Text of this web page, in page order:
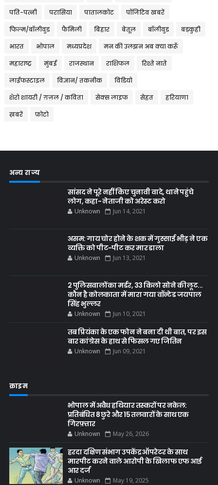
पति-पत्नी परासिया पातालकोट पॉजिटिव खबरें
फिल्म/बॉलीवुड फैमिली बिहार बेतूल बॉलीवुड बड़कुही
भारत भोपाल मध्यप्रदेश मन की उलझन अब क्या करूँ
महाराष्ट्र मुंबई राजस्थान राशिफल रिश्ते नाते
लाईफस्टाइल विज्ञान/ तकनीक विडियो
शेरो शायरी / ग़ज़ल / कविता सेक्स लाइफ सेहत हरियाणा
ख़बरें फ़ोटो
अन्य राज्य
सांसद ने पूरे नहीं किए चुनावी वादे, थाने पहुंचे
लोग, कहा- नेताजी को अरेस्ट करो
Unknown Jun 14, 2021
असम: गाय चोर होने के शक में गुस्साई भीड़ ने एक
व्यक्ति को पीट-पीट कर मार डाला
Unknown Jun 13, 2021
2 पुलिसवालों का मर्डर, 33 किलो सोने की लूट...
कौन है कोलकाता में मारा गया वॉन्टेड जयपाल
सिंह भुल्लर
Unknown Jun 10, 2021
तब प्रियंका के एक फोन ने बना दी थी बात, पर इस
बार कांग्रेस के हाथ से फिसल गए जितिन
Unknown Jun 09, 2021
क्राइम
भोपाल में अवैध हथियार तस्करों पर नकेल:
प्रतिबंधित 8 छुरे और 15 तलवारों के साथ एक
गिरफ़्तार
Unknown May 26, 2026
हरदा दक्षिण संभाग उपकेंद्र ऑपरेटर के साथ
मारपीट करने वाले आरोपी के खिलाफ एफ आई
आर दर्ज
Unknown May 19, 2025